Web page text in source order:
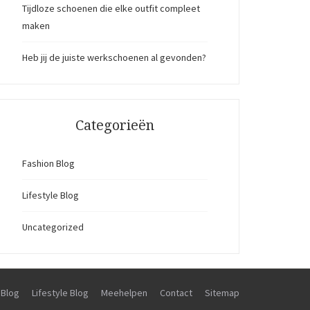
Tijdloze schoenen die elke outfit compleet
maken
Heb jij de juiste werkschoenen al gevonden?
Categorieën
Fashion Blog
Lifestyle Blog
Uncategorized
Lifestyle Blog Meehelpen Contact Sitemap